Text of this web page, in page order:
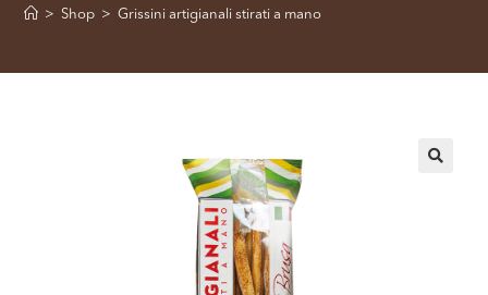
> Shop > Grissini artigianali stirati a mano